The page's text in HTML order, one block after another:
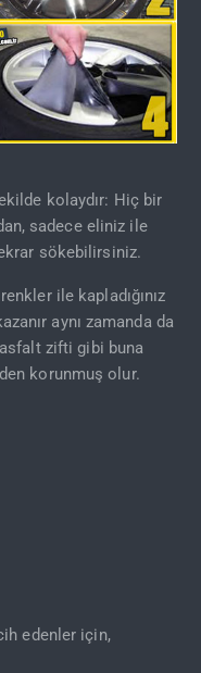
kolaydır: Hiç bir
sadece eliniz ile
sökebilirsiniz.
ile kapladığınız
aynı zamanda da
zifti gibi buna
korunmuş olur.
edenler için,